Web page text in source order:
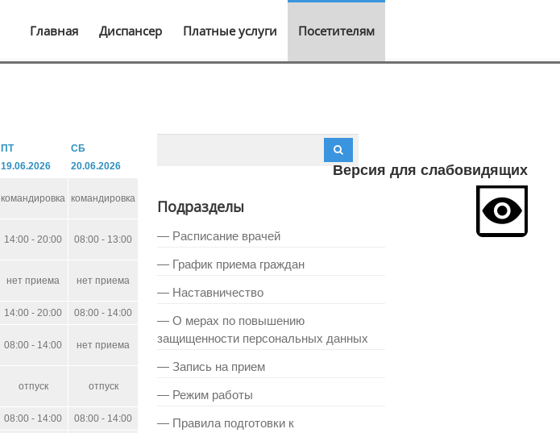
Главная Диспансер Платные услуги Посетителям
ПТ
19.06.2026
СБ
20.06.2026
командировка командировка
14:00 - 20:00 08:00 - 13:00
нет приема нет приема
14:00 - 20:00 08:00 - 14:00
08:00 - 14:00 нет приема
отпуск отпуск
08:00 - 14:00 08:00 - 14:00
Подразделы
— Расписание врачей
— График приема граждан
— Наставничество
— О мерах по повышению
защищенности персональных данных
— Запись на прием
— Режим работы
— Правила подготовки к
Версия для слабовидящих